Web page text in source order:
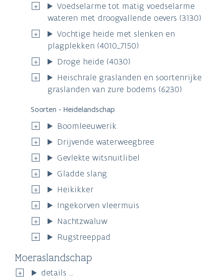
Voedselarme tot matig voedselarme
wateren met droogvallende oevers (3130)
Vochtige heide met slenken en
plagplekken (4010_7150)
Droge heide (4030)
Heischrale graslanden en soortenrijke
graslanden van zure bodems (6230)
Soorten - Heidelandschap
Boomleeuwerik
Drijvende waterweegbree
Gevlekte witsnuitlibel
Gladde slang
Heikikker
Ingekorven vleermuis
Nachtzwaluw
Rugstreeppad
Moeraslandschap
details ...